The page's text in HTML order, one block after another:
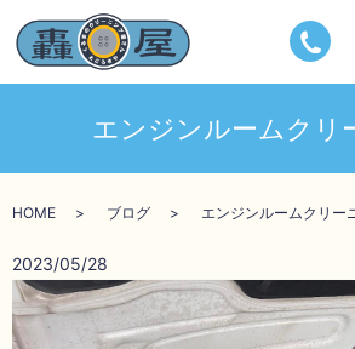
エンジンルームクリ
HOME ブログ エンジンルームクリー
2023/05/28